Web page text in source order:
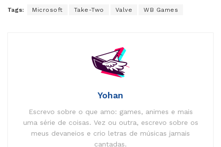
Tags: Microsoft Take-Two Valve WB Games
Yohan
Escrevo sobre o que amo: games, animes e mais
uma série de coisas. Vez ou outra, escrevo sobre os
meus devaneios e crio letras de músicas jamais
cantadas.